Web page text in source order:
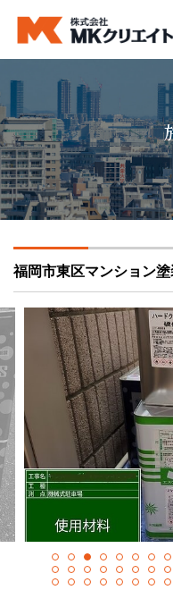
ホーム
MKクリエイトのワンストッ
ビル・マンション・商業施
外壁塗装・防水工事
オフィス・店舗の内装リフ
足場組み立て・解体工事
会社概要
採用情報
プライバシーポリシー
お問い合わせ
施工事例
福岡市東区マンション